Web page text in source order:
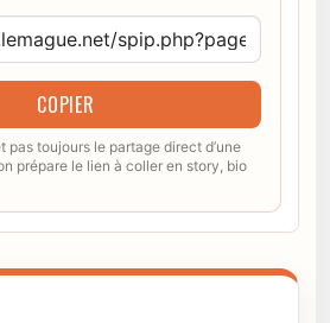
COPIER
pas toujours le partage direct d’une
prépare le lien à coller en story, bio